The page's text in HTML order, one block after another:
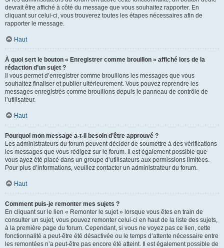
devrait être affiché à côté du message que vous souhaitez rapporter. En
cliquant sur celui-ci, vous trouverez toutes les étapes nécessaires afin de
rapporter le message.
Haut
À quoi sert le bouton « Enregistrer comme brouillon » affiché lors de la
rédaction d’un sujet ?
Il vous permet d’enregistrer comme brouillons les messages que vous
souhaitez finaliser et publier ultérieurement. Vous pouvez reprendre les
messages enregistrés comme brouillons depuis le panneau de contrôle de
l’utilisateur.
Haut
Pourquoi mon message a-t-il besoin d’être approuvé ?
Les administrateurs du forum peuvent décider de soumettre à des vérifications
les messages que vous rédigez sur le forum. Il est également possible que
vous ayez été placé dans un groupe d’utilisateurs aux permissions limitées.
Pour plus d’informations, veuillez contacter un administrateur du forum.
Haut
Comment puis-je remonter mes sujets ?
En cliquant sur le lien « Remonter le sujet » lorsque vous êtes en train de
consulter un sujet, vous pouvez remonter celui-ci en haut de la liste des sujets,
à la première page du forum. Cependant, si vous ne voyez pas ce lien, cette
fonctionnalité a peut-être été désactivée ou le temps d’attente nécessaire entre
les remontées n’a peut-être pas encore été atteint. Il est également possible de